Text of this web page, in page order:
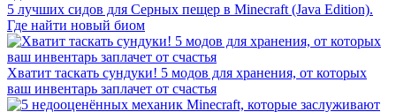
5 лучших сидов для Серных пещер в Minecraft (Java Edition).
Где найти новый биом
Хватит таскать сундуки! 5 модов для хранения, от которых
ваш инвентарь заплачет от счастья